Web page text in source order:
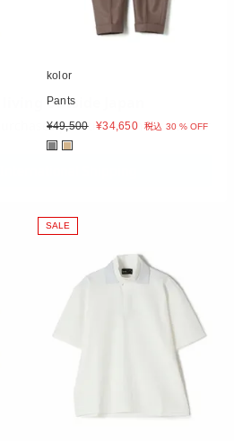
kolor
Pants
¥49,500 ¥34,650 税込 30 % OFF
■ ■
SALE